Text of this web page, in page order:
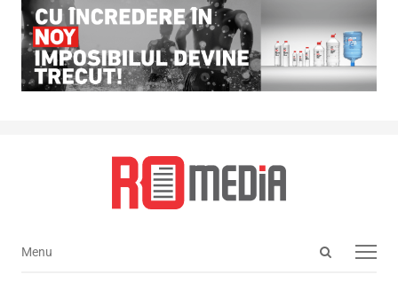
Open
Menu
Menu